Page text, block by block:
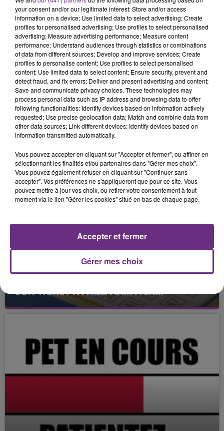
4 novembre 2019
DES COLLÉGIENS DÉPRIMÉS PENSENT
APPELER LA LIGNE ANTI-SUICIDE MAIS...
18 octobre 2019
SON TICKET A FAILLI FINIR À LA...
your consent and/or our legitimate interest: Store and/or access
information on a device; Use limited data to select advertising; Create
profiles for personalised advertising; Use profiles to select personalised
advertising; Measure advertising performance; Measure content
performance; Understand audiences through statistics or combinations
of data from different sources; Develop and improve services; Create
profiles to personalise content; Use profiles to select personalised
content; Use limited data to select content; Ensure security, prevent and
detect fraud, and fix errors; Deliver and present advertising and content;
Save and communicate privacy choices. These technologies may
process personal data such as IP address and browsing data to offer
following functionalities: Identify devices based on information actively
requested; Use precise geolocation data; Match and combine data from
other data sources; Link different devices; Identify devices based on
information transmitted automatically.
Vous pouvez accepter en cliquant sur "Accepter et fermer", ou affiner en
sélectionnant les finalités et/ou partenaires dans "Gérer mes choix".
Vous pouvez également refuser en cliquant sur "Continuer sans
accepter". Vos préférences ne s'appliqueront que pour ce site. Vous
pouvez mettre à jour vos choix, ou retirer votre consentement à tout
moment via le lien "Gérer les cookies" situé en bas de chaque page.
Gérer mes choix
Accepter et fermer